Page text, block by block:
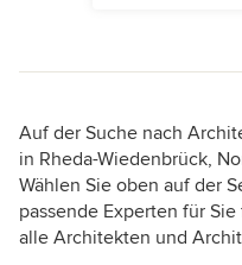
Auf der Suche nach
in Rheda-Wiedenbrück,
Wählen Sie oben auf der
passende Experten für
alle Architekten und